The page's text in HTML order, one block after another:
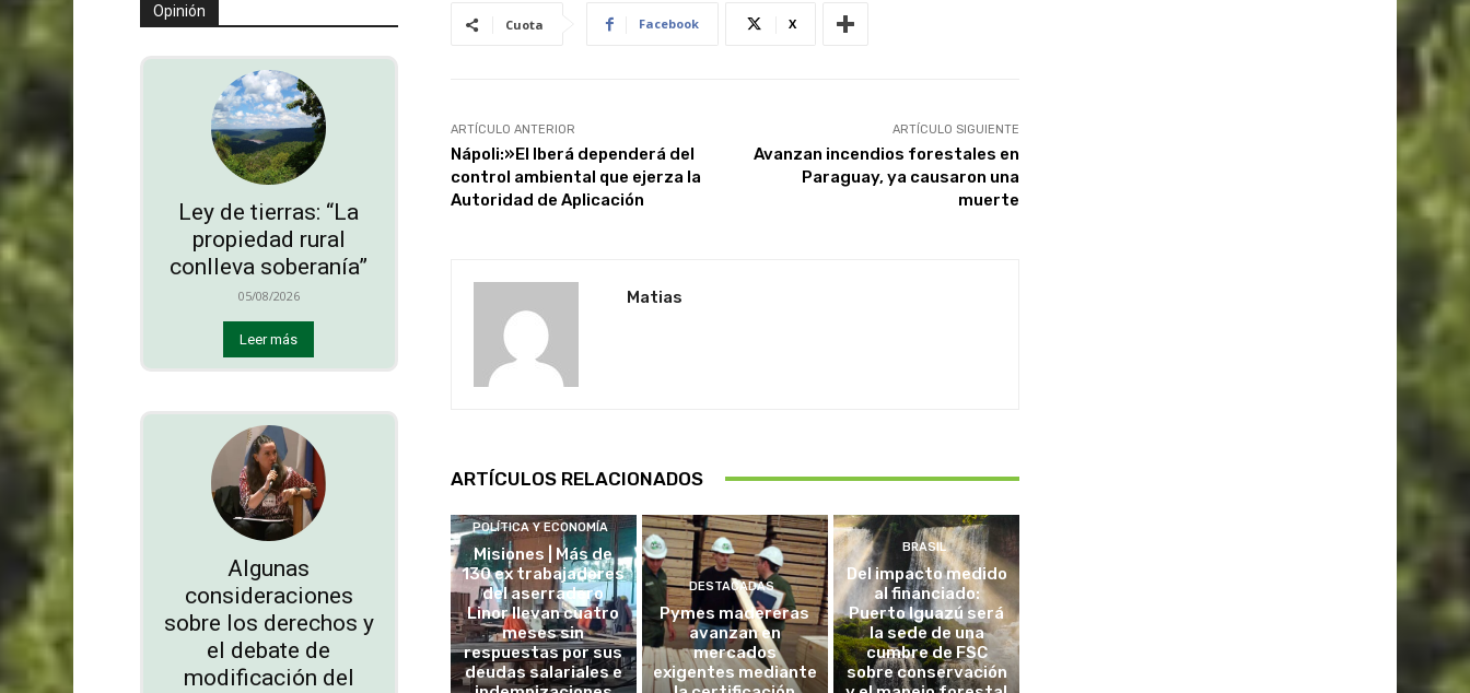
Opinión
Ley de tierras: “La
propiedad rural
conlleva soberanía”
05/08/2026
Leer más
Algunas
consideraciones
sobre los derechos y
el debate de
modificación del
Cuota Facebook X
ARTÍCULO ANTERIOR
Nápoli:»El Iberá dependerá del
control ambiental que ejerza la
Autoridad de Aplicación
ARTÍCULO SIGUIENTE
Avanzan incendios forestales en
Paraguay, ya causaron una
muerte
Matias
ARTÍCULOS RELACIONADOS
POLÍTICA Y ECONOMÍA
Misiones | Más de
130 ex trabajadores
del aserradero
Linor llevan cuatro
meses sin
respuestas por sus
deudas salariales e
DESTACADAS
Pymes madereras
avanzan en
mercados
exigentes mediante
BRASIL
Del impacto medido
al financiado:
Puerto Iguazú será
la sede de una
cumbre de FSC
sobre conservación